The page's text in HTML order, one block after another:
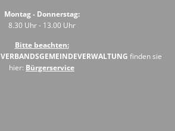
Montag - Donnerstag:
8.30 Uhr - 13.00 Uhr
Bitte beachten:
VERBANDSGEMEINDEVERWALTUNG finden sie
hier: Bürgerservice